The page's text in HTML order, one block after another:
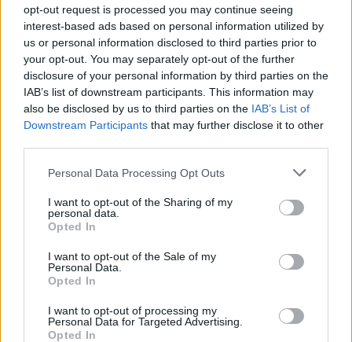
opt-out request is processed you may continue seeing
interest-based ads based on personal information utilized by
us or personal information disclosed to third parties prior to
your opt-out. You may separately opt-out of the further
disclosure of your personal information by third parties on the
IAB’s list of downstream participants. This information may
also be disclosed by us to third parties on the IAB’s List of
Downstream Participants that may further disclose it to other
Personal Data Processing Opt Outs
I want to opt-out of the Sharing of my
personal data.
Opted In
I want to opt-out of the Sale of my
Personal Data.
Opted In
I want to opt-out of processing my
Personal Data for Targeted Advertising.
Opted In
DIGITAL HEALTH 28/07/2026 - 17:51
ολοκληρώθηκε, λείπουν τα εργαλεία εφαρμογής»